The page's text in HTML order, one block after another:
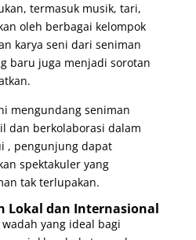
termasuk musik, tari,
oleh berbagai kelompok
karya seni dari seniman
baru juga menjadi sorotan
mengundang seniman
dan berkolaborasi dalam
, pengunjung dapat
spektakuler yang
tak terlupakan.
Lokal dan Internasional
yang ideal bagi